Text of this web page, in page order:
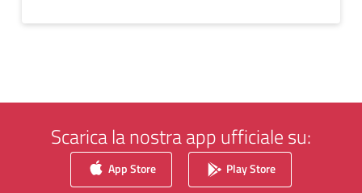
Scarica la nostra app ufficiale su:
App Store Play Store